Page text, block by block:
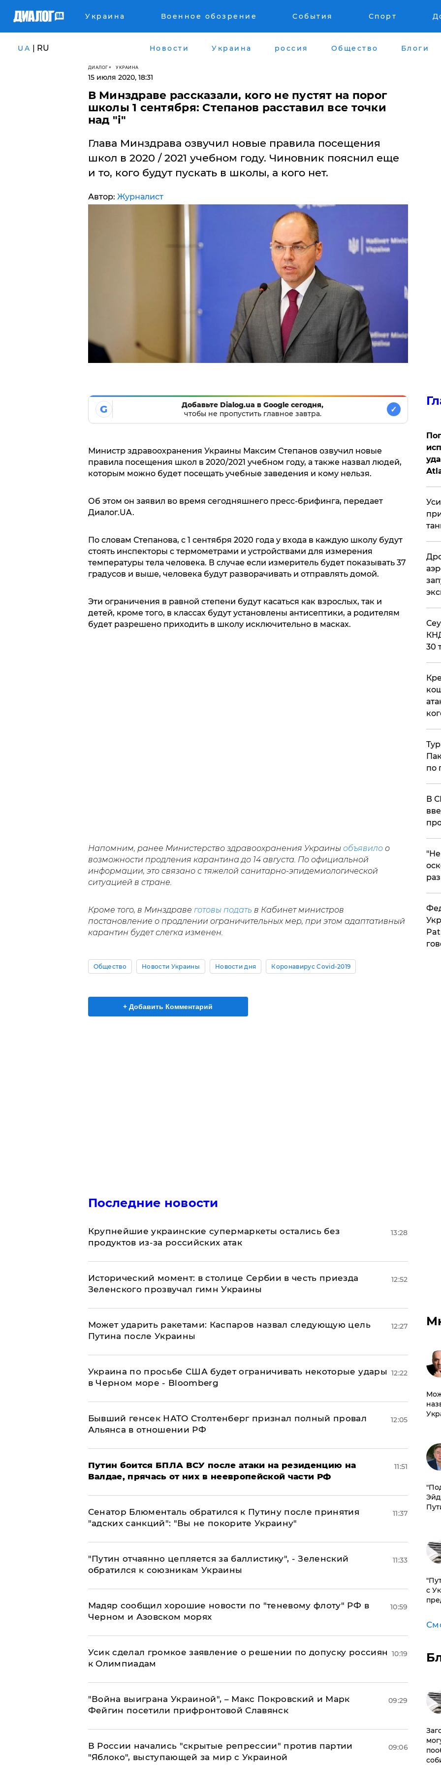
Украина Военное обозрение События Спорт
UA | RU Новости Украина россия Общество Блоги
ДИАЛОГ УКРАИНА
15 июля 2020, 18:31
В Минздраве рассказали, кого не пустят на порог
школы 1 сентября: Степанов расставил все точки
над "i"
Глава Минздрава озвучил новые правила посещения
школ в 2020 / 2021 учебном году. Чиновник пояснил еще
и то, кого будут пускать в школы, а кого нет.
Автор: Журналист
G
Добавьте Dialog.ua в Google сегодня,
чтобы не пропустить главное завтра.
✓
Министр здравоохранения Украины Максим Степанов озвучил новые
правила посещения школ в 2020/2021 учебном году, а также назвал людей,
которым можно будет посещать учебные заведения и кому нельзя.
Об этом он заявил во время сегодняшнего пресс-брифинга, передает
Диалог.UA.
По словам Степанова, с 1 сентября 2020 года у входа в каждую школу будут
стоять инспекторы с термометрами и устройствами для измерения
температуры тела человека. В случае если измеритель будет показывать 37
градусов и выше, человека будут разворачивать и отправлять домой.
Эти ограничения в равной степени будут касаться как взрослых, так и
детей, кроме того, в классах будут установлены антисептики, а родителям
будет разрешено приходить в школу исключительно в масках.
Напомним, ранее Министерство здравоохранения Украины объявилоо
возможности продления карантина до 14 августа. По официальной
информации, это связано с тяжелой санитарно-эпидемиологической
ситуацией в стране.
Кроме того, в Минздраве готовы подать в Кабинет министров
постановление о продлении ограничительных мер, при этом адаптативный
карантин будет слегка изменен.
Общество Новости Украины Новости дня Коронавирус Covid-2019
+ Добавить Комментарий
Последние новости
Крупнейшие украинские супермаркеты остались без
продуктов из-за российских атак
13:28
Исторический момент: в столице Сербии в честь приезда
Зеленского прозвучал гимн Украины
12:52
Может ударить ракетами: Каспаров назвал следующую цель
Путина после Украины
12:27
Украина по просьбе США будет ограничивать некоторые удары
в Черном море - Bloomberg
12:22
Бывший генсек НАТО Столтенберг признал полный провал
Альянса в отношении РФ
12:05
Путин боится БПЛА ВСУ после атаки на резиденцию на
Валдае, прячась от них в неевропейской части РФ
11:51
Сенатор Блюменталь обратился к Путину после принятия
"адских санкций": "Вы не покорите Украину"
11:37
"Путин отчаянно цепляется за баллистику", - Зеленский
обратился к союзникам Украины
11:33
Мадяр сообщил хорошие новости по "теневому флоту" РФ в
Черном и Азовском морях
10:59
Усик сделал громкое заявление о решении по допуску россиян
к Олимпиадам
10:19
"Война выиграна Украиной", – Макс Покровский и Марк
Фейгин посетили прифронтовой Славянск
09:29
В России начались "скрытые репрессии" против партии
"Яблоко", выступающей за мир с Украиной
09:06
30
по
В
с